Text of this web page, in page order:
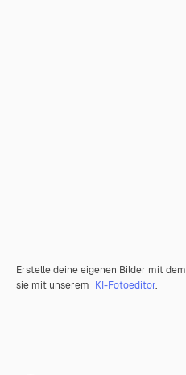
Erstelle deine eigenen Bilder mit dem
sie mit unserem KI-Fotoeditor.